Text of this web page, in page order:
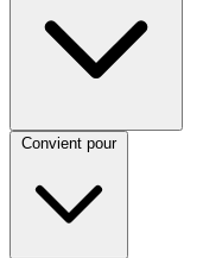
Convient pour